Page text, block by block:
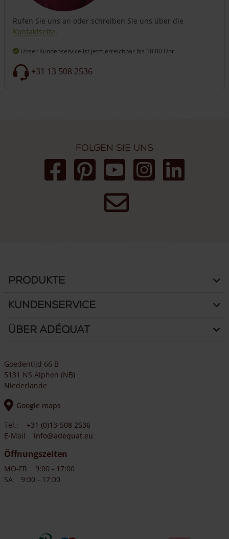
Rufen Sie uns an oder schreiben Sie uns über die
Kontaktseite.
Unser Kundenservice ist jetzt erreichbar bis 18:00 Uhr
+31 13 508 2536
Folgen Sie uns
Produkte
Kundenservice
Über Adéquat
Goedentijd 66 B
5131 NS Alphen (NB)
Niederlande
Google maps
Tel.:
+31 (0)13-508 2536
E-Mail
info@adequat.eu
Öffnungszeiten
MO-FR
9:00 - 17:00
SA
9:00 - 17:00